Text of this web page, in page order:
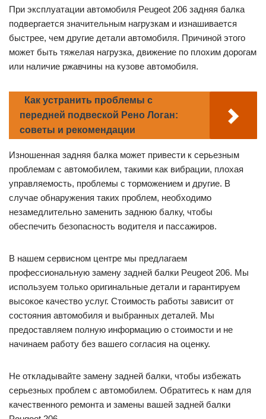
При эксплуатации автомобиля Peugeot 206 задняя балка
подвергается значительным нагрузкам и изнашивается
быстрее, чем другие детали автомобиля. Причиной этого
может быть тяжелая нагрузка, движение по плохим дорогам
или наличие ржавчины на кузове автомобиля.
Как устранить проблемы с
передней подвеской Рено Логан:
советы и рекомендации
Изношенная задняя балка может привести к серьезным
проблемам с автомобилем, такими как вибрации, плохая
управляемость, проблемы с торможением и другие. В
случае обнаружения таких проблем, необходимо
незамедлительно заменить заднюю балку, чтобы
обеспечить безопасность водителя и пассажиров.
В нашем сервисном центре мы предлагаем
профессиональную замену задней балки Peugeot 206. Мы
используем только оригинальные детали и гарантируем
высокое качество услуг. Стоимость работы зависит от
состояния автомобиля и выбранных деталей. Мы
предоставляем полную информацию о стоимости и не
начинаем работу без вашего согласия на оценку.
Не откладывайте замену задней балки, чтобы избежать
серьезных проблем с автомобилем. Обратитесь к нам для
качественного ремонта и замены вашей задней балки